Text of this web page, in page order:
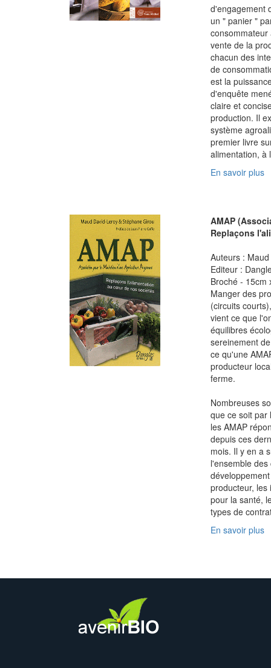
d'engagement
un " panier "
vente de la
chacun des
de
est la
d'enquête
claire et
production. Il
système
premier livre
alimentation, à
En savoir plus
AMAP
Replaçons
Auteurs :
Editeur :
Broché - 15cm
Manger des
(circuits
vient ce que
équilibres
sereinement
ce qu'une
producteur
ferme.
Nombreuses
que ce soit par
les AMAP
depuis ces
mois. Il y en a
l'ensemble
producteur, les
pour la santé,
types de
En savoir plus